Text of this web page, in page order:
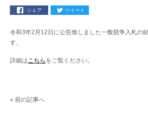
シェア ツイート
令和3年2月12日に公告致しました一般競争入札の
す。
詳細はこちら をご覧ください。
« 前の記事へ